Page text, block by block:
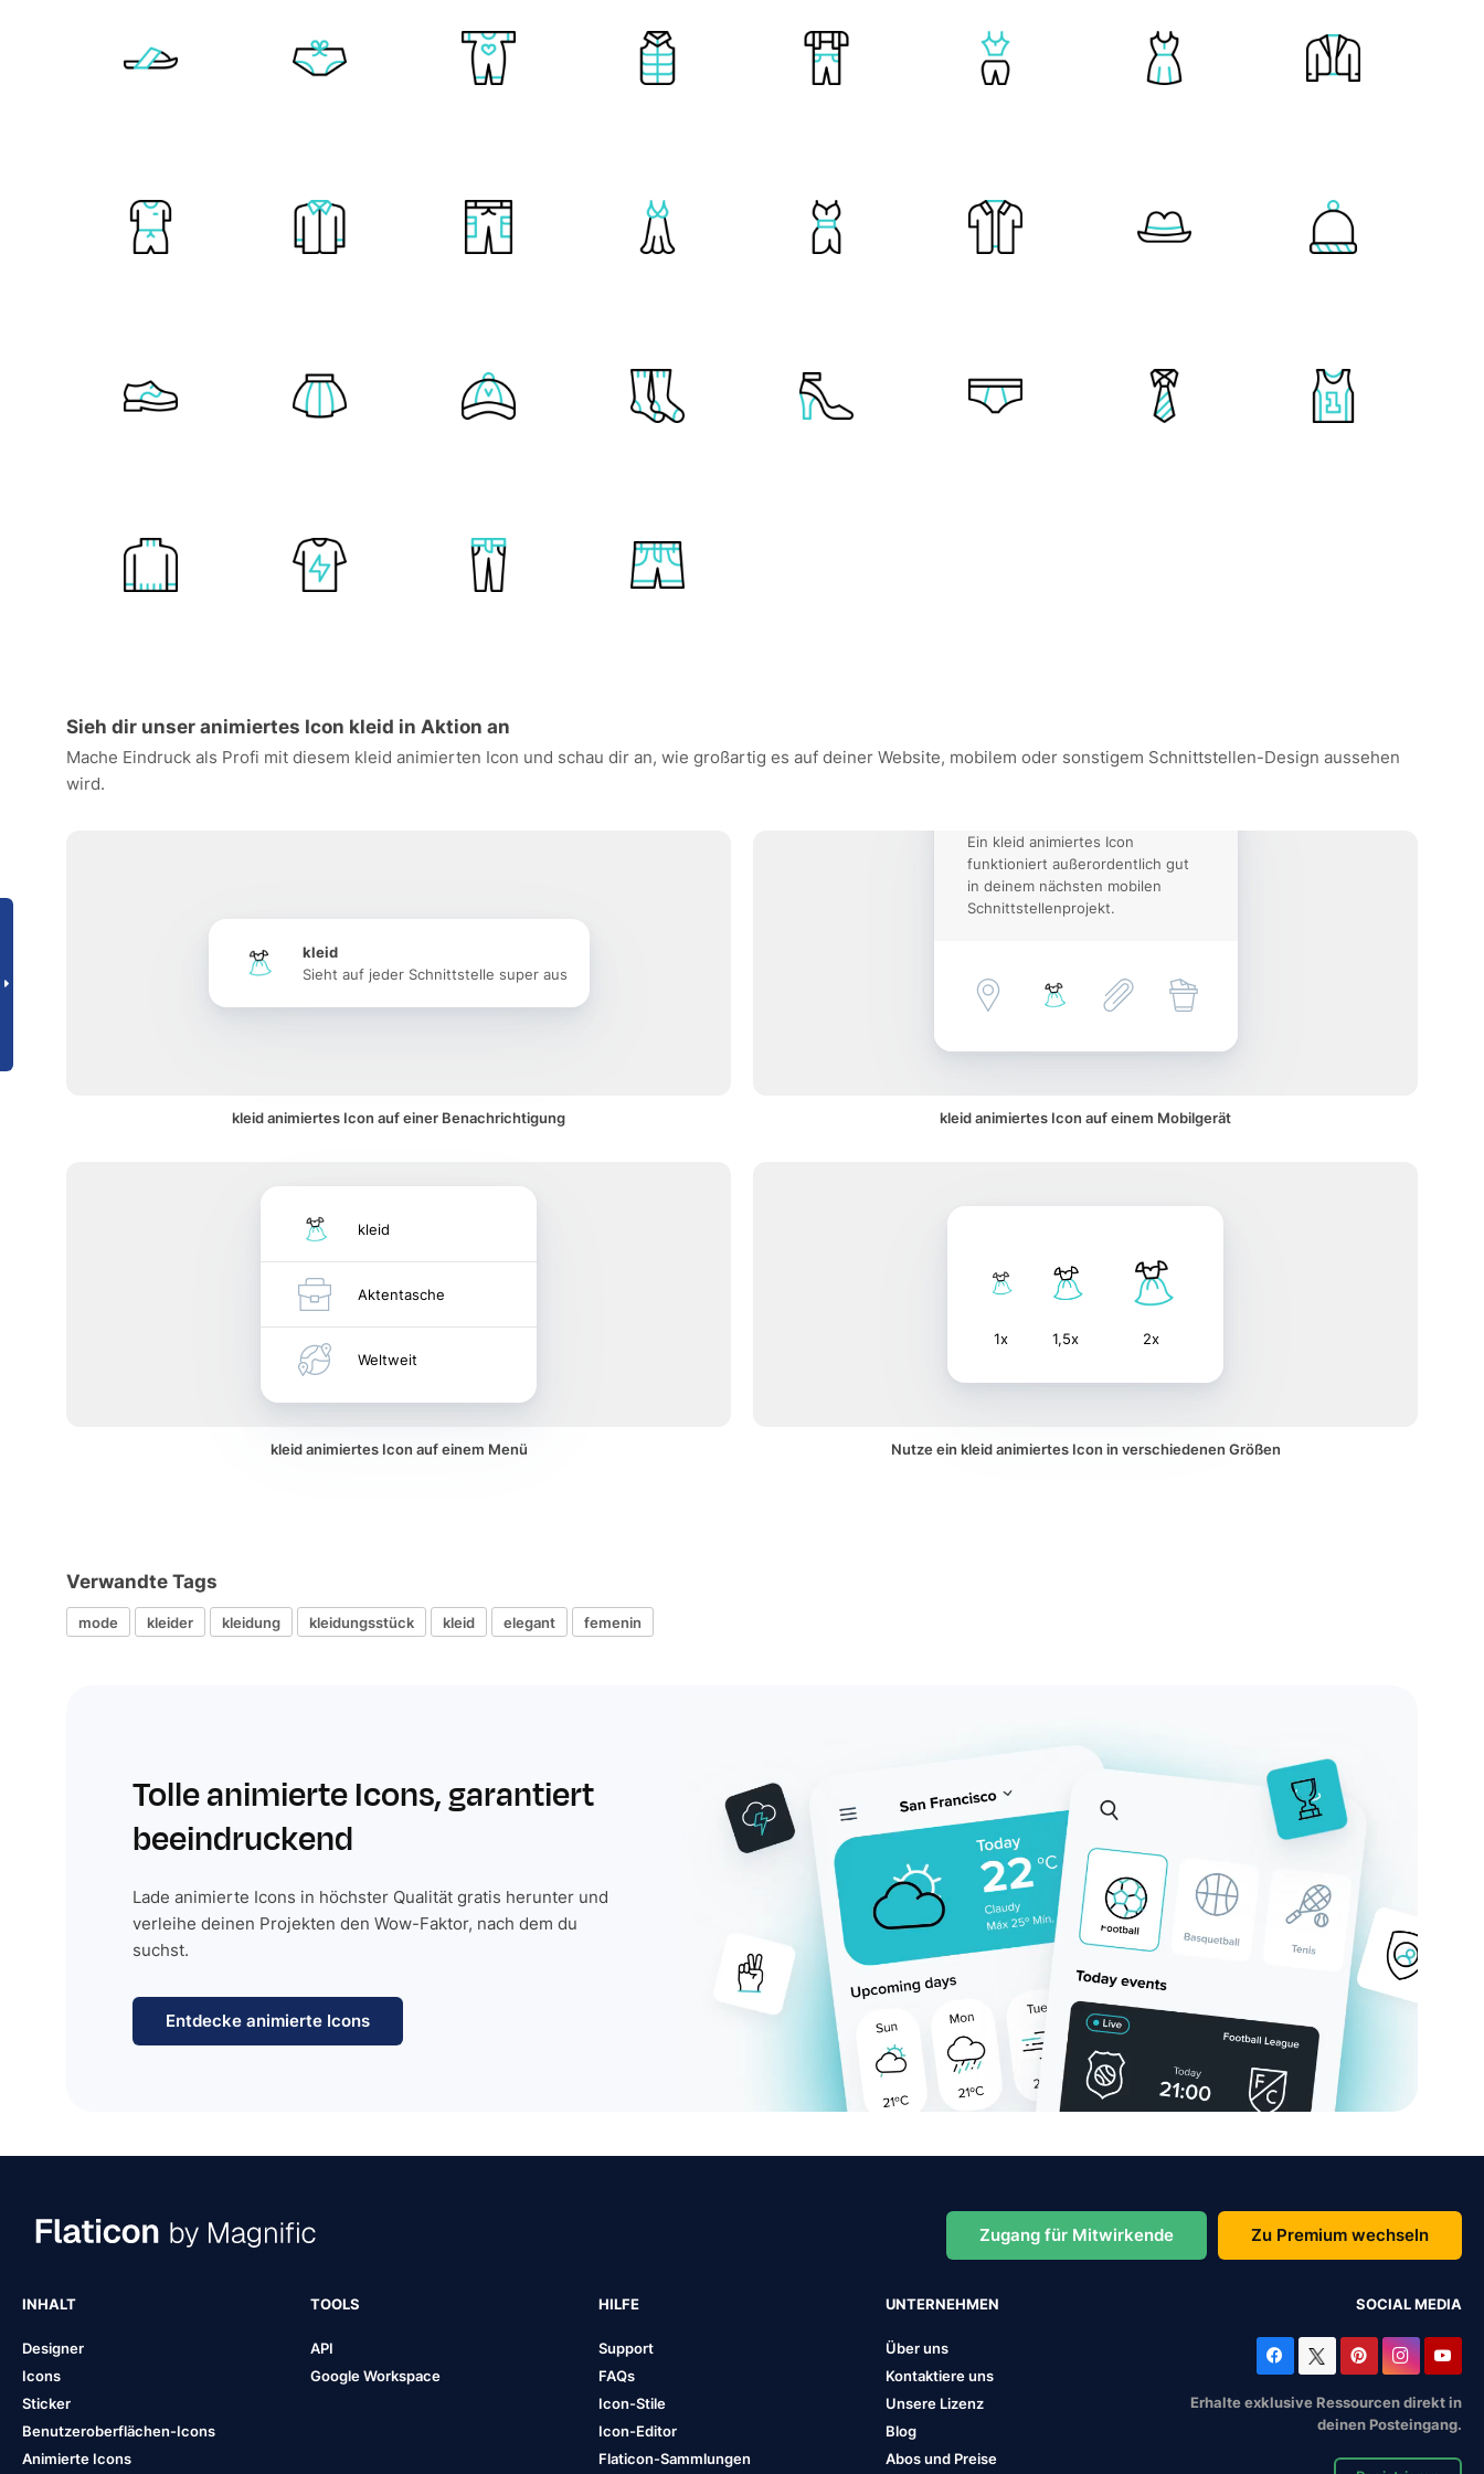
Sieh dir unser animiertes Icon kleid in Aktion an
Mache Eindruck als Profi mit diesem kleid animierten Icon und schau dir an, wie großartig es auf deiner Website, mobilem oder sonstigem Schnittstellen-Design aussehen
wird.
kleid
Sieht auf jeder Schnittstelle super aus
kleid animiertes Icon auf einer Benachrichtigung
Ein kleid animiertes Icon
funktioniert außerordentlich gut
in deinem nächsten mobilen
Schnittstellenprojekt.
kleid animiertes Icon auf einem Mobilgerät
kleid
Aktentasche
Weltweit
kleid animiertes Icon auf einem Menü
1x 1,5x 2x
Nutze ein kleid animiertes Icon in verschiedenen Größen
Verwandte Tags
mode kleider kleidung kleidungsstück kleid elegant femenin
Tolle animierte Icons, garantiert
beeindruckend
Lade animierte Icons in höchster Qualität gratis herunter und
verleihe deinen Projekten den Wow-Faktor, nach dem du
suchst.
Entdecke animierte Icons
Zugang für Mitwirkende Zu Premium wechseln
INHALT
Designer
Icons
Sticker
Benutzeroberflächen-Icons
Animierte Icons
TOOLS
API
Google Workspace
HILFE
Support
FAQs
Icon-Stile
Icon-Editor
Flaticon-Sammlungen
UNTERNEHMEN
Über uns
Kontaktiere uns
Unsere Lizenz
Blog
Abos und Preise
SOCIAL MEDIA
Erhalte exklusive Ressourcen direkt in
deinen Posteingang.